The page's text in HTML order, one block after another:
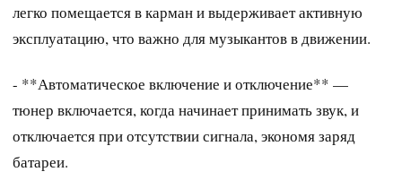
легко помещается в карман и выдерживает активную
эксплуатацию, что важно для музыкантов в движении.
- **Автоматическое включение и отключение** —
тюнер включается, когда начинает принимать звук, и
отключается при отсутствии сигнала, экономя заряд
батареи.